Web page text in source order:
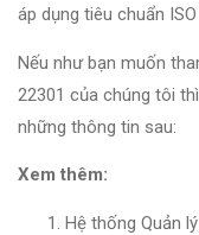
áp dụng tiêu chuẩn
Nếu như bạn muốn
22301 của chúng tôi
những thông tin sau:
Xem thêm:
Hệ thống Quản